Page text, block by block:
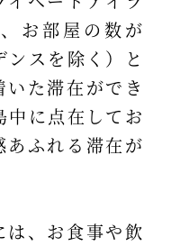
お部屋の数が
スを除く）と
た滞在ができ
中に点在してお
あふれる滞在が
は、お食事や飲